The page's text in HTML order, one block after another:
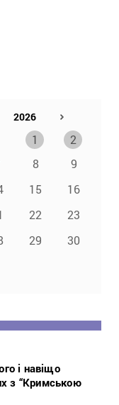
1
2
8
9
15
16
22
23
29
30
і навіщо
з “Кримською